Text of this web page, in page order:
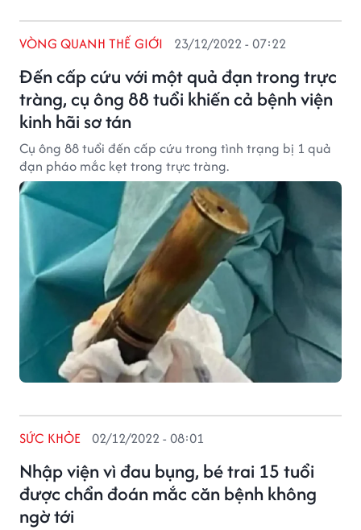
Đến cấp cứu với một quả đạn trong trực
tràng, cụ ông 88 tuổi khiến cả bệnh viện
kinh hãi sơ tán
VÒNG QUANH THẾ GIỚI 23/12/2022 - 07:22
Cụ ông 88 tuổi đến cấp cứu trong tình trạng bị 1 quả
đạn pháo mắc kẹt trong trực tràng.
Nhập viện vì đau bụng, bé trai 15 tuổi
được chẩn đoán mắc căn bệnh không
ngờ tới
SỨC KHỎE 02/12/2022 - 08:01